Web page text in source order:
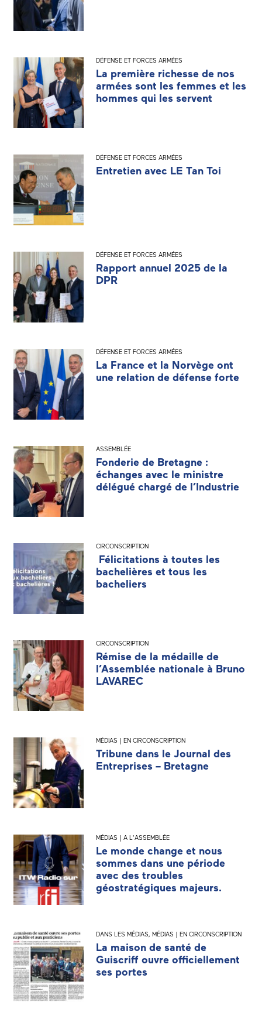
DÉFENSE ET FORCES ARMÉES
La première richesse de nos
armées sont les femmes et les
hommes qui les servent
DÉFENSE ET FORCES ARMÉES
Entretien avec LE Tan Toi
DÉFENSE ET FORCES ARMÉES
Rapport annuel 2025 de la
DPR
DÉFENSE ET FORCES ARMÉES
La France et la Norvège ont
une relation de défense forte
ASSEMBLÉE
Fonderie de Bretagne :
échanges avec le ministre
délégué chargé de l’Industrie
CIRCONSCRIPTION
Félicitations à toutes les
bachelières et tous les
bacheliers
CIRCONSCRIPTION
Rémise de la médaille de
l’Assemblée nationale à Bruno
LAVAREC
MÉDIAS | EN CIRCONSCRIPTION
Tribune dans le Journal des
Entreprises – Bretagne
MÉDIAS | A L'ASSEMBLÉE
Le monde change et nous
sommes dans une période
avec des troubles
géostratégiques majeurs.
DANS LES MÉDIAS, MÉDIAS | EN CIRCONSCRIPTION
La maison de santé de
Guiscriff ouvre officiellement
ses portes